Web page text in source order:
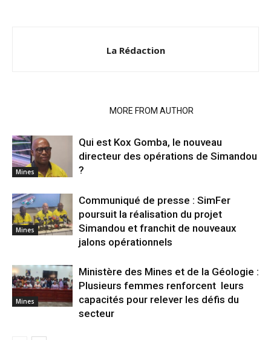
La Rédaction
MORE FROM AUTHOR
Mines
Qui est Kox Gomba, le nouveau
directeur des opérations de Simandou
?
Mines
Communiqué de presse : SimFer
poursuit la réalisation du projet
Simandou et franchit de nouveaux
jalons opérationnels
Mines
Ministère des Mines et de la Géologie :
Plusieurs femmes renforcent leurs
capacités pour relever les défis du
secteur